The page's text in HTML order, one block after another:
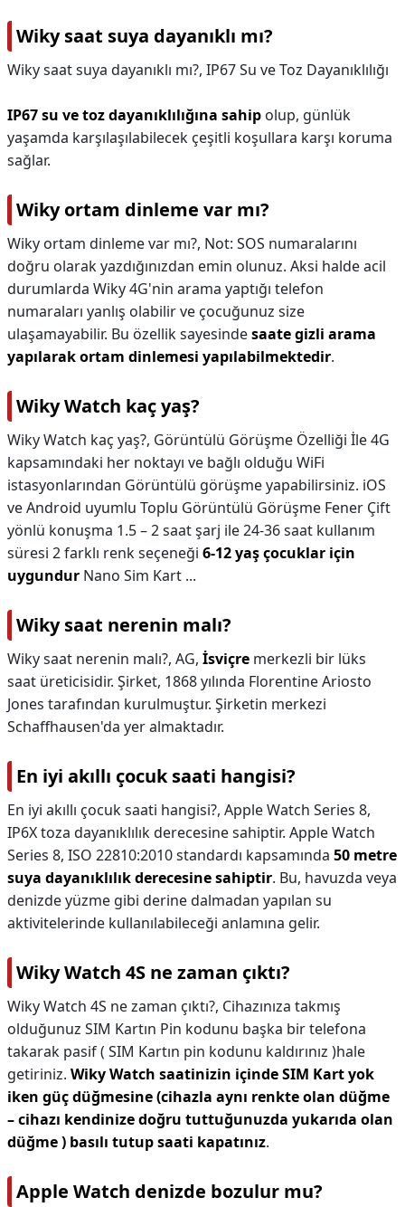
Wiky saat suya dayanıklı mı?
Wiky saat suya dayanıklı mı?, IP67 Su ve Toz Dayanıklılığı
IP67 su ve toz dayanıklılığına sahip olup, günlük
yaşamda karşılaşılabilecek çeşitli koşullara karşı koruma
sağlar.
Wiky ortam dinleme var mı?
Wiky ortam dinleme var mı?, Not: SOS numaralarını
doğru olarak yazdığınızdan emin olunuz. Aksi halde acil
durumlarda Wiky 4G'nin arama yaptığı telefon
numaraları yanlış olabilir ve çocuğunuz size
ulaşamayabilir. Bu özellik sayesindesaate gizli arama
yapılarak ortam dinlemesi yapılabilmektedir.
Wiky Watch kaç yaş?
Wiky Watch kaç yaş?, Görüntülü Görüşme Özelliği İle 4G
kapsamındaki her noktayı ve bağlı olduğu WiFi
istasyonlarından Görüntülü görüşme yapabilirsiniz. iOS
ve Android uyumlu Toplu Görüntülü Görüşme Fener Çift
yönlü konuşma 1.5 – 2 saat şarj ile 24-36 saat kullanım
süresi 2 farklı renk seçeneği 6-12 yaş çocuklar için
uygundur Nano Sim Kart ...
Wiky saat nerenin malı?
Wiky saat nerenin malı?, AG, İsviçre merkezli bir lüks
saat üreticisidir. Şirket, 1868 yılında Florentine Ariosto
Jones tarafından kurulmuştur. Şirketin merkezi
Schaffhausen'da yer almaktadır.
En iyi akıllı çocuk saati hangisi?
En iyi akıllı çocuk saati hangisi?, Apple Watch Series 8,
IP6X toza dayanıklılık derecesine sahiptir. Apple Watch
Series 8, ISO 22810:2010 standardı kapsamında 50 metre
suya dayanıklılık derecesine sahiptir. Bu, havuzda veya
denizde yüzme gibi derine dalmadan yapılan su
aktivitelerinde kullanılabileceği anlamına gelir.
Wiky Watch 4S ne zaman çıktı?
Wiky Watch 4S ne zaman çıktı?, Cihazınıza takmış
olduğunuz SIM Kartın Pin kodunu başka bir telefona
takarak pasif ( SIM Kartın pin kodunu kaldırınız )hale
getiriniz. Wiky Watch saatinizin içinde SIM Kart yok
iken güç düğmesine (cihazla aynı renkte olan düğme
– cihazı kendinize doğru tuttuğunuzda yukarıda olan
düğme ) basılı tutup saati kapatınız.
Apple Watch denizde bozulur mu?